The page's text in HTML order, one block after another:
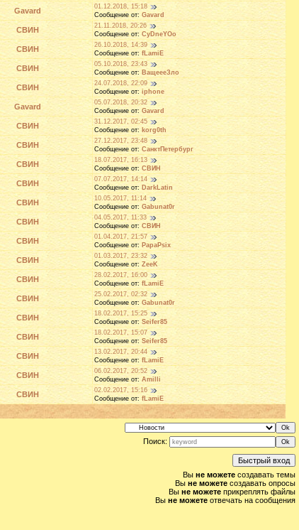
Gavard
01.12.2018, 15:18
Сообщение от: Gavard
СВИН
21.11.2018, 20:26
Сообщение от: CyDneYOo
СВИН
26.10.2018, 14:39
Сообщение от: fLamiE
СВИН
05.10.2018, 23:43
Сообщение от: BащеееЗло
СВИН
24.07.2018, 22:09
Сообщение от: iphone
Gavard
05.07.2018, 20:32
Сообщение от: Gavard
СВИН
31.12.2017, 02:45
Сообщение от: korg0th
СВИН
27.12.2017, 23:48
Сообщение от: CанктПетербург
СВИН
18.07.2017, 16:13
Сообщение от: СВИН
СВИН
07.07.2017, 14:14
Сообщение от: DarkLatin
СВИН
10.05.2017, 11:14
Сообщение от: Gabunat0r
СВИН
04.05.2017, 11:33
Сообщение от: СВИН
СВИН
01.04.2017, 21:57
Сообщение от: PapaPsix
СВИН
01.03.2017, 23:32
Сообщение от: ZeeK
СВИН
28.02.2017, 16:00
Сообщение от: fLamiE
СВИН
25.02.2017, 02:32
Сообщение от: Gabunat0r
СВИН
18.02.2017, 15:25
Сообщение от: Seifer85
СВИН
18.02.2017, 15:07
Сообщение от: Seifer85
СВИН
13.02.2017, 20:44
Сообщение от: fLamiE
СВИН
06.02.2017, 20:52
Сообщение от: Amilli
СВИН
02.02.2017, 15:16
Сообщение от: fLamiE
Поиск:
Вы не можете создавать темы
Вы не можете создавать опросы
Вы не можете прикреплять файлы
Вы не можете отвечать на сообщения